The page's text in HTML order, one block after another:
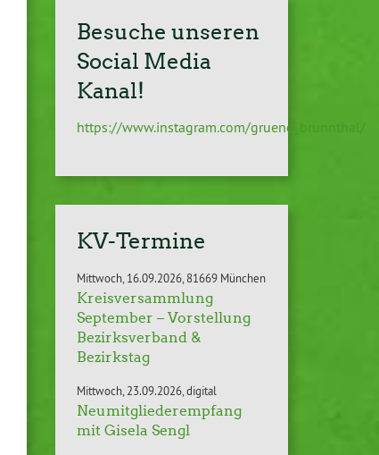
Besuche unseren
Social Media
Kanal!
https://www.instagram.com/gruene_brunnthal/
KV-Termine
Mittwoch 16.09.2026 81669 München
Kreisversammlung
September – Vorstellung
Bezirksverband &
Bezirkstag
Mittwoch 23.09.2026 digital
Neumitgliederempfang
mit Gisela Sengl